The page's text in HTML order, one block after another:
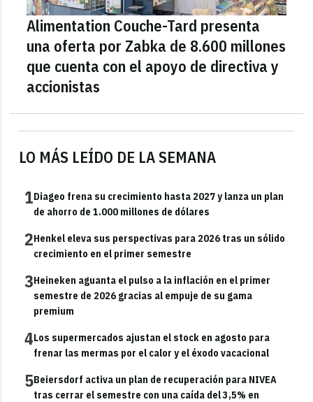
LO MÁS LEÍDO DE LA SEMANA
1Diageo frena su crecimiento hasta 2027 y lanza un plan
de ahorro de 1.000 millones de dólares
2Henkel eleva sus perspectivas para 2026 tras un sólido
crecimiento en el primer semestre
3Heineken aguanta el pulso a la inflación en el primer
semestre de 2026 gracias al empuje de su gama
premium
4Los supermercados ajustan el stock en agosto para
frenar las mermas por el calor y el éxodo vacacional
5Beiersdorf activa un plan de recuperación para NIVEA
tras cerrar el semestre con una caída del 3,5% en
Alimentation Couche-Tard presenta
una oferta por Zabka de 8.600 millones
que cuenta con el apoyo de directiva y
accionistas